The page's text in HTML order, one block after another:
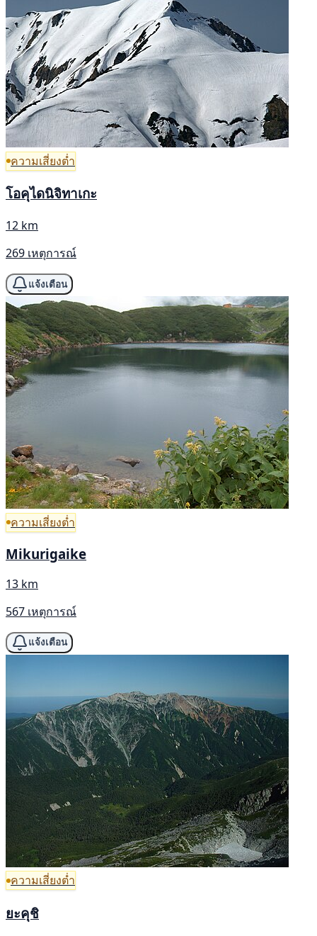
ความเสี่ยงต่ำ
โอคุไดนิจิทาเกะ
12 km
269 เหตุการณ์
แจ้งเตือน
ความเสี่ยงต่ำ
Mikurigaike
13 km
567 เหตุการณ์
แจ้งเตือน
ความเสี่ยงต่ำ
ยะคุชิ